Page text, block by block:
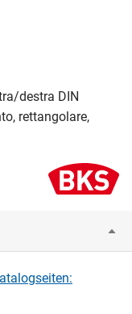
destra DIN
rettangolare,